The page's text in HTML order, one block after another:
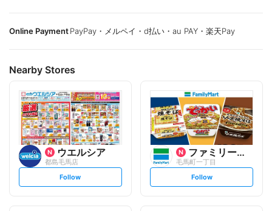
Online PaymentPayPay・メルペイ・d払い・au PAY・楽天Pay
Nearby Stores
ウエルシア
都島毛馬店
s
t
Follow
ファミリーマート
毛馬町一丁目
s
t
Follow